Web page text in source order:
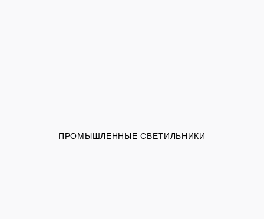
ПРОМЫШЛЕННЫЕ СВЕТИЛЬНИКИ